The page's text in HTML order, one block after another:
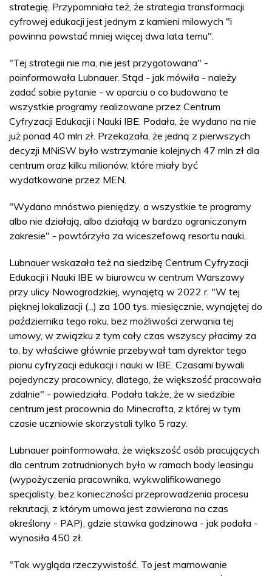
strategię. Przypomniała też, że strategia transformacji
cyfrowej edukacji jest jednym z kamieni milowych "i
powinna powstać mniej więcej dwa lata temu".
"Tej strategii nie ma, nie jest przygotowana" -
poinformowała Lubnauer. Stąd - jak mówiła - należy
zadać sobie pytanie - w oparciu o co budowano te
wszystkie programy realizowane przez Centrum
Cyfryzacji Edukacji i Nauki IBE. Podała, że wydano na nie
już ponad 40 mln zł. Przekazała, że jedną z pierwszych
decyzji MNiSW było wstrzymanie kolejnych 47 mln zł dla
centrum oraz kilku milionów, które miały być
wydatkowane przez MEN.
"Wydano mnóstwo pieniędzy, a wszystkie te programy
albo nie działają, albo działają w bardzo ograniczonym
zakresie" - powtórzyła za wiceszefową resortu nauki.
Lubnauer wskazała też na siedzibę Centrum Cyfryzacji
Edukacji i Nauki IBE w biurowcu w centrum Warszawy
przy ulicy Nowogrodzkiej, wynajętą w 2022 r. "W tej
pięknej lokalizacji (...) za 100 tys. miesięcznie, wynajętej do
października tego roku, bez możliwości zerwania tej
umowy, w związku z tym cały czas wszyscy płacimy za
to, by właściwe głównie przebywał tam dyrektor tego
pionu cyfryzacji edukacji i nauki w IBE. Czasami bywali
pojedynczy pracownicy, dlatego, że większość pracowała
zdalnie" - powiedziała. Podała także, że w siedzibie
centrum jest pracownia do Minecrafta, z której w tym
czasie uczniowie skorzystali tylko 5 razy.
Lubnauer poinformowała, że większość osób pracujących
dla centrum zatrudnionych było w ramach body leasingu
(wypożyczenia pracownika, wykwalifikowanego
specjalisty, bez konieczności przeprowadzenia procesu
rekrutacji, z którym umowa jest zawierana na czas
określony - PAP), gdzie stawka godzinowa - jak podała -
wynosiła 450 zł.
"Tak wygląda rzeczywistość. To jest marnowanie